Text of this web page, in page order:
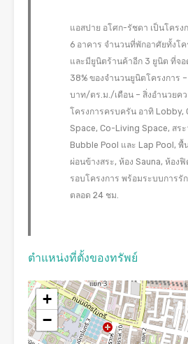
แอสปาย อโศก-รัชดา เป็นโครง
6 อาคาร จำนวนที่พักอาศัยทั้งโค
และมียูนิตร้านค้าอีก 3 ยูนิต ที่จ
38% ของจำนวนยูนิตโครงการ
บาท/ตร.ม./เดือน – สิ่งอำนวยค
โครงการครบครัน อาทิ Lobby,
Space, Co-Living Space, สร
Bubble Pool และ Lap Pool, พื้
ผ่อนข้างสระ, ห้อง Sauna, ห้อง
รอบโครงการ พร้อมระบบการรั
ตลอด 24 ชม.
ตำแหน่งที่ตั้งของทรัพย์
+
−